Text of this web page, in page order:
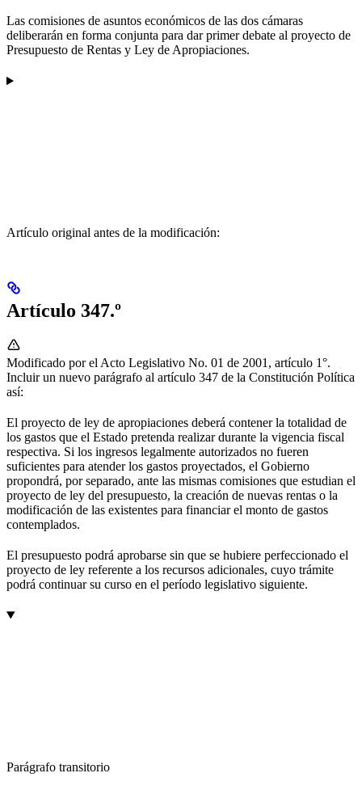
Las comisiones de asuntos económicos de las dos cámaras
deliberarán en forma conjunta para dar primer debate al proyecto de
Presupuesto de Rentas y Ley de Apropiaciones.
Artículo original antes de la modificación:
Artículo 347.º
Modificado por el Acto Legislativo No. 01 de 2001, artículo 1°.
Incluir un nuevo parágrafo al artículo 347 de la Constitución Política
así:
El proyecto de ley de apropiaciones deberá contener la totalidad de
los gastos que el Estado pretenda realizar durante la vigencia fiscal
respectiva. Si los ingresos legalmente autorizados no fueren
suficientes para atender los gastos proyectados, el Gobierno
propondrá, por separado, ante las mismas comisiones que estudian el
proyecto de ley del presupuesto, la creación de nuevas rentas o la
modificación de las existentes para financiar el monto de gastos
contemplados.
El presupuesto podrá aprobarse sin que se hubiere perfeccionado el
proyecto de ley referente a los recursos adicionales, cuyo trámite
podrá continuar su curso en el período legislativo siguiente.
Parágrafo transitorio